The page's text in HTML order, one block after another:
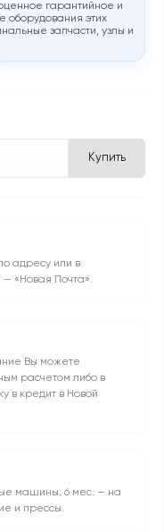
гарантийное и
оборудования этих
запчасти, узлы и
Купить
адресу или в
«Новая Почта».
Вы можете
расчетом либо в
в кредит в Новой
машины; 6 мес. — на
и прессы.